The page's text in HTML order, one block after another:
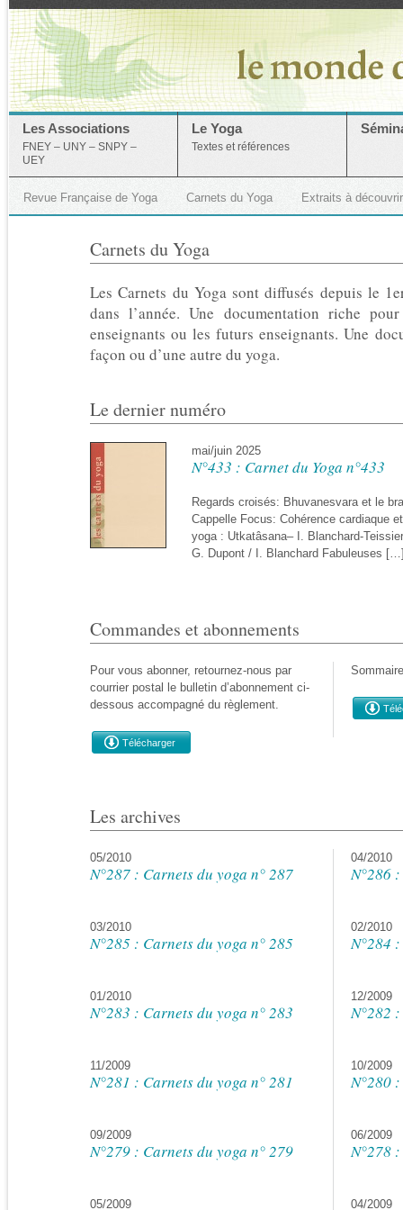
Les Associations
FNEY – UNY – SNPY –
UEY
Le Yoga
Textes et références
Revue Française de Yoga Carnets du Yoga Extraits à découvrir
Carnets du Yoga
Les Carnets du Yoga sont diffusés depuis le
dans l’année. Une documentation riche
enseignants ou les futurs enseignants. Une
façon ou d’une autre du yoga.
Le dernier numéro
mai/juin 2025
N°433 : Carnet du Yoga n°433
Regards croisés: Bhuvanesvara et le
Cappelle Focus: Cohérence cardiaque
yoga : Utkatâsana– I. Blanchard-
G. Dupont / I. Blanchard Fabuleuses
Commandes et abonnements
Pour vous abonner, retournez-nous par
courrier postal le bulletin d’abonnement ci-
dessous accompagné du règlement.
Télécharger
Les archives
05/2010
N°287 : Carnets du yoga n° 287
03/2010
N°285 : Carnets du yoga n° 285
01/2010
N°283 : Carnets du yoga n° 283
11/2009
N°281 : Carnets du yoga n° 281
09/2009
N°279 : Carnets du yoga n° 279
05/2009
04/2010
N°286
02/2010
N°284
12/2009
N°282
10/2009
N°280
06/2009
N°278
04/2009